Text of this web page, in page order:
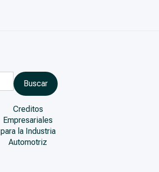
Creditos
Empresariales
para la Industria
Automotriz